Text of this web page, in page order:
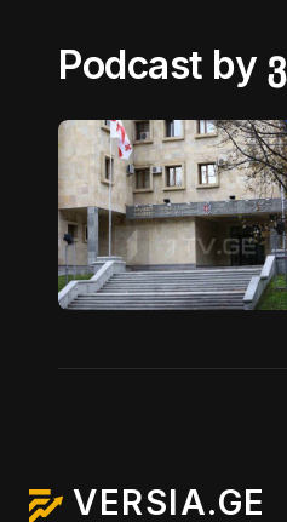
Podcast by
VERSIA.GE